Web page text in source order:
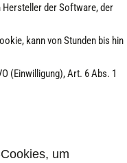
Hersteller der Software, der
kann von Stunden bis hin
(Einwilligung), Art. 6 Abs. 1
um